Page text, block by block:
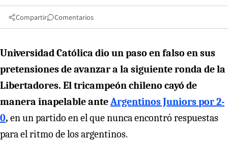
Compartir Comentarios
Universidad Católica dio un paso en falso en sus
pretensiones de avanzar a la siguiente ronda de la
Libertadores. El tricampeón chileno cayó de
manera inapelable anteArgentinos Juniors por 2-
0, en un partido en el que nunca encontró respuestas
para el ritmo de los argentinos.